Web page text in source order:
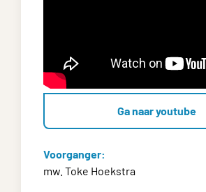
Ga naar youtube
Voorganger:
mw. Toke Hoekstra